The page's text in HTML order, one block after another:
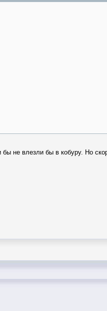
не влезли бы в кобуру. Но